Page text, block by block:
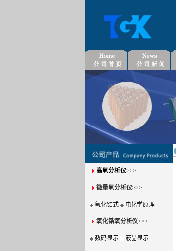
高氧分析仪>>>
微量氧分析仪>>>
氧化锆式 电化学原理
氧化锆氧分析仪>>>
数码显示 液晶显示